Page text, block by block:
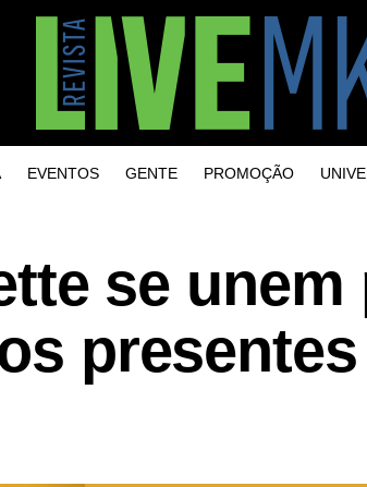
EVENTOS GENTE PROMOÇÃO
se unem
presentes